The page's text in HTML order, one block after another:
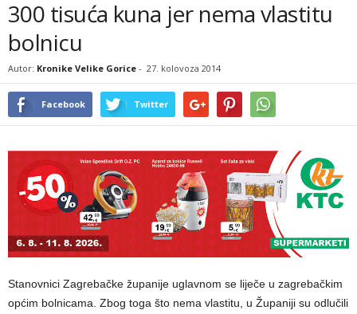
300 tisuća kuna jer nema vlastitu
bolnicu
Autor: Kronike Velike Gorice - 27. kolovoza 2014
Facebook Twitter
Stanovnici Zagrebačke županije uglavnom se liječe u zagrebačkim
općim bolnicama. Zbog toga što nema vlastitu, u Županiji su odlučili